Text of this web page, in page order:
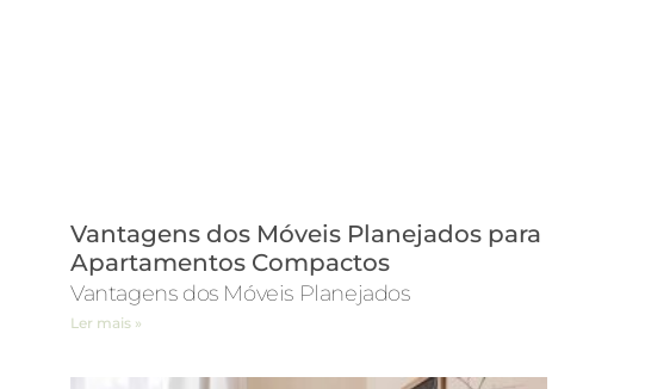
Vantagens dos Móveis Planejados para
Apartamentos Compactos
Vantagens dos Móveis Planejados
Ler mais »